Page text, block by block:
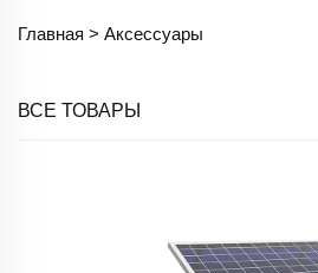
Главная > Аксессуары
ВСЕ ТОВАРЫ